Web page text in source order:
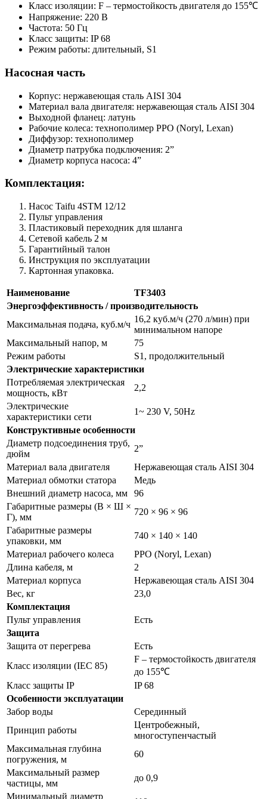
Класс изоляции: F – термостойкость двигателя до 155℃
Напряжение: 220 В
Частота: 50 Гц
Класс защиты: IP 68
Режим работы: длительный, S1
Насосная часть
Корпус: нержавеющая сталь AISI 304
Материал вала двигателя: нержавеющая сталь AISI 304
Выходной фланец: латунь
Рабочие колеса: технополимер PPO (Noryl, Lexan)
Диффузор: технополимер
Диаметр патрубка подключения: 2”
Диаметр корпуса насоса: 4”
Комплектация:
Насос Taifu 4STM 12/12
Пульт управления
Пластиковый переходник для шланга
Сетевой кабель 2 м
Гарантийный талон
Инструкция по эксплуатации
Картонная упаковка.
Наименование
TF3403
Энергоэффективность / производительность
Максимальная подача, куб.м/ч
16,2 куб.м/ч (270 л/мин) при
минимальном напоре
Максимальный напор, м
75
Режим работы
S1, продолжительный
Электрические характеристики
Потребляемая электрическая
мощность, кВт
2,2
Электрические
характеристики сети
1~ 230 V, 50Hz
Конструктивные особенности
Диаметр подсоединения труб,
дюйм
2”
Материал вала двигателя
Нержавеющая сталь AISI 304
Материал обмотки статора
Медь
Внешний диаметр насоса, мм
96
Габаритные размеры (В × Ш ×
Г), мм
720 × 96 × 96
Габаритные размеры
упаковки, мм
740 × 140 × 140
Материал рабочего колеса
PPO (Noryl, Lexan)
Длина кабеля, м
2
Материал корпуса
Нержавеющая сталь AISI 304
Вес, кг
23,0
Комплектация
Пульт управления
Есть
Защита
Защита от перегрева
Есть
Класс изоляции (IEC 85)
F – термостойкость двигателя
до 155℃
Класс защиты IP
IP 68
Особенности эксплуатации
Забор воды
Серединный
Принцип работы
Центробежный,
многоступенчастый
Максимальная глубина
погружения, м
60
Максимальный размер
частицы, мм
до 0,9
Минимальный диаметр